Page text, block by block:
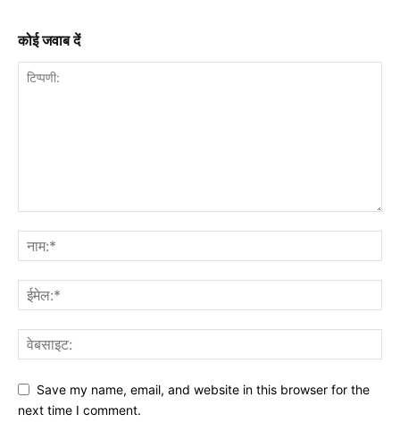
कोई जवाब दें
Save my name, email, and website in this browser for the
next time I comment.